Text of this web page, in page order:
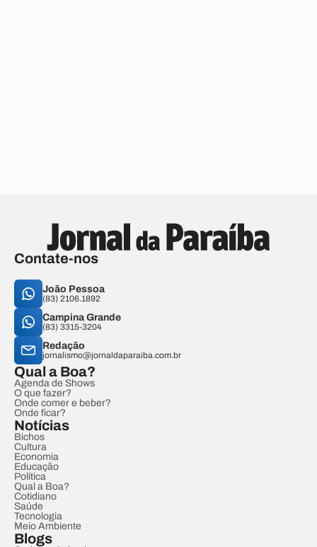
Contate-nos
João Pessoa
(83) 2106.1892
Campina Grande
(83) 3315-3204
Redação
jornalismo@jornaldaparaiba.com.br
Qual a Boa?
Agenda de Shows
O que fazer?
Onde comer e beber?
Onde ficar?
Notícias
Bichos
Cultura
Economia
Educação
Política
Qual a Boa?
Cotidiano
Saúde
Tecnologia
Meio Ambiente
Blogs